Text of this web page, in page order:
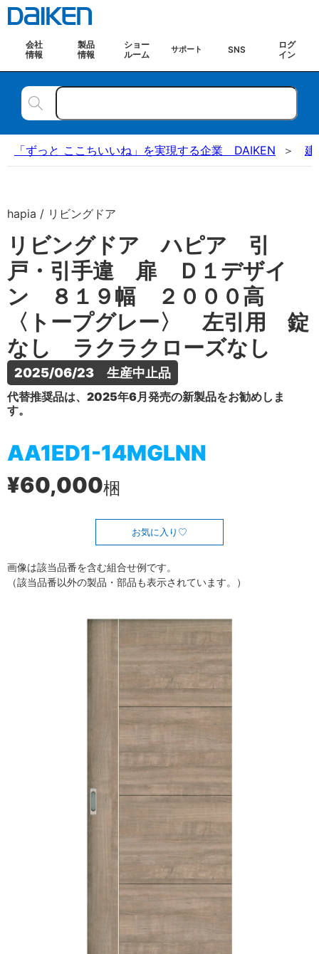
会社
情報
製品
情報
ショー
ルーム
サポート SNS
ログ
イン
「ずっと ここちいいね」を実現する企業 DAIKEN 建
hapia / リビングドア
リビングドア ハピア 引
戸・引手違 扉 Ｄ１デザイ
ン ８１９幅 ２０００高
〈トープグレー〉 左引用 錠
なし ラクラクローズなし
2025/06/23　生産中止品
代替推奨品は、2025年6月発売の新製品をお勧めしま
す。
AA1ED1-14MGLNN
¥60,000梱
お気に入り
画像は該当品番を含む組合せ例です。
（該当品番以外の製品・部品も表示されています。）